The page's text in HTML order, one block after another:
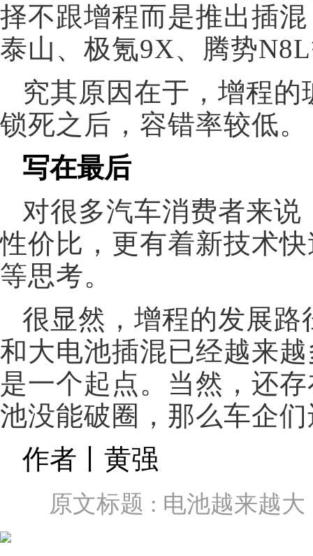
择不跟增程而是推出插
泰山、极氪9X、腾势
究其原因在于，增程
锁死之后，容错率较低。
写在最后
对很多汽车消费者来
性价比，更有着新技术
等思考。
很显然，增程的发展
和大电池插混已经越来
是一个起点。当然，还
池没能破圈，那么车企
作者丨黄强
原文标题 : 电池越来越